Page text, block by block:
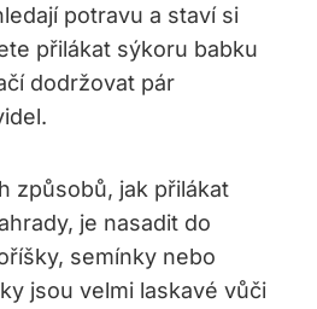
potravu a staví si
přilákat sýkoru babku
dodržovat pár
způsobů, jak přilákat
je nasadit do
semínky nebo
jsou velmi laskavé vůči